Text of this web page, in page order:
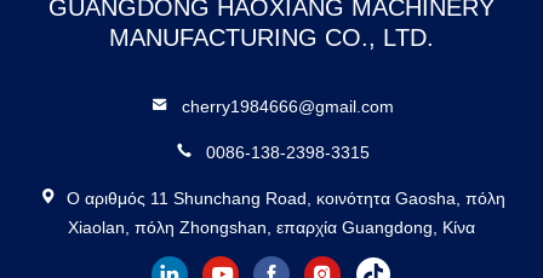
GUANGDONG HAOXIANG MACHINERY
MANUFACTURING CO., LTD.
cherry1984666@gmail.com
0086-138-2398-3315
Ο αριθμός 11 Shunchang Road, κοινότητα Gaosha, πόλη
Xiaolan, πόλη Zhongshan, επαρχία Guangdong, Κίνα